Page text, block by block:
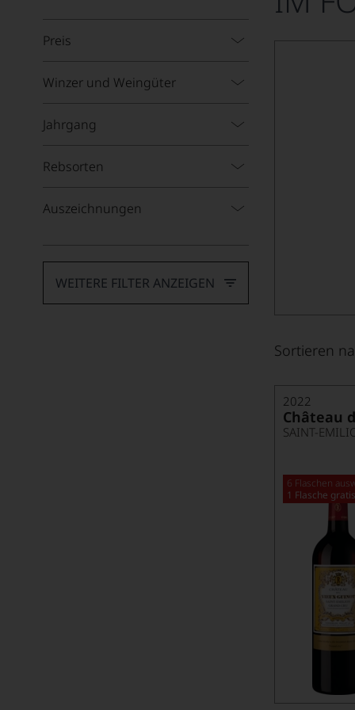
Preis
Winzer und Weingüter
Jahrgang
Rebsorten
Auszeichnungen
WEITERE FILTER ANZEIGEN
Sortieren
2022
Château
SAINT-
6 Flaschen
1 Flasche gratis